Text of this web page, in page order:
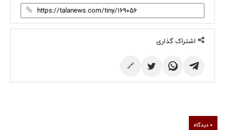
اشتراک گذاری
🔗
0 دیدگاه